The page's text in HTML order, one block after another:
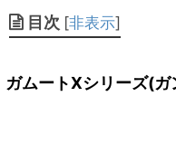
目次 [非表示]
ガムートXシリーズ(ガ